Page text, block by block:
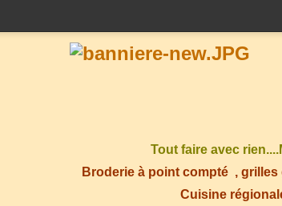
Tout faire avec
Broderie à point compté , grilles
Cuisine